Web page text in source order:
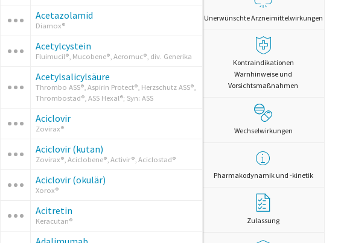
Acetazolamid
Diamox®
Acetylcystein
Fluimucil®, Mucobene®, Aeromuc®, div. Generika
Acetylsalicylsäure
Thrombo ASS®, Aspirin Protect®, Herzschutz ASS®,
Thrombostad®, ASS Hexal®; Syn: ASS
Aciclovir
Zovirax®
Aciclovir (kutan)
Zovirax®, Aciclobene®, Activir®, Aciclostad®
Aciclovir (okulär)
Xorox®
Acitretin
Keracutan®
Unerwünschte Arzneimittelwirkungen
Kontraindikationen
Warnhinweise und
Vorsichtsmaßnahmen
Wechselwirkungen
Pharmakodynamik und -kinetik
Zulassung